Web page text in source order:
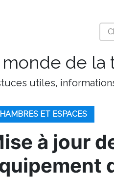
de
utiles,
ET ESPACES
à jour